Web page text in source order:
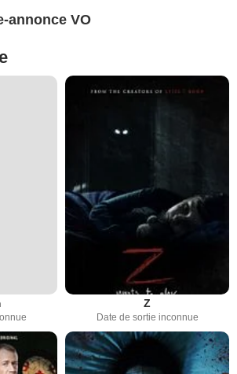
annonce VO
Z
Date de sortie inconnue